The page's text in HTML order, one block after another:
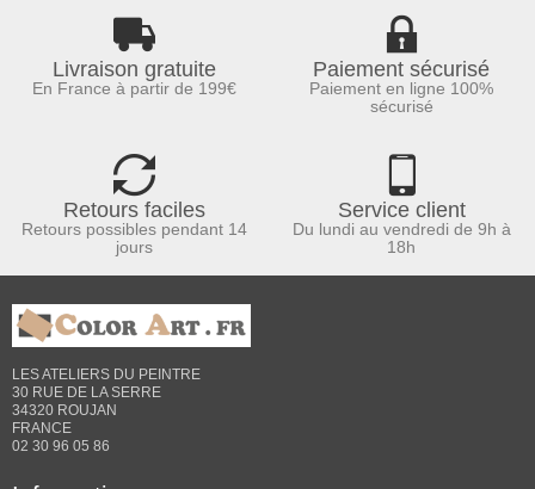
Livraison gratuite
En France à partir de 199€
Paiement sécurisé
Paiement en ligne 100%
sécurisé
Retours faciles
Retours possibles pendant 14
jours
Service client
Du lundi au vendredi de 9h à
18h
LES ATELIERS DU PEINTRE
30 RUE DE LA SERRE
34320 ROUJAN
FRANCE
02 30 96 05 86